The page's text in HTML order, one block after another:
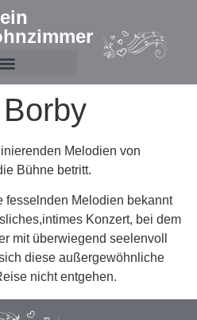
Melodien von
Bühne betritt.
fesselnden Melodien bekannt
Konzert, bei dem
mit überwiegend seelenvoll
diese außergewöhnliche
nicht entgehen.